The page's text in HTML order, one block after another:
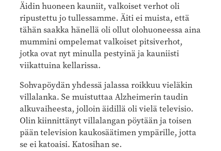
Äidin huoneen kauniit, valkoiset verhot oli
ripustettu jo tullessamme. Äiti ei muista, että
tähän saakka hänellä oli ollut olohuoneessa aina
mummini ompelemat valkoiset pitsiverhot,
jotka ovat nyt minulla pestyinä ja kauniisti
viikattuina kellarissa.
Sohvapöydän yhdessä jalassa roikkuu vieläkin
villalanka. Se muistuttaa Alzheimerin taudin
alkuvaiheesta, jolloin äidillä oli vielä televisio.
Olin kiinnittänyt villalangan pöytään ja toisen
pään television kaukosäätimen ympärille, jotta
se ei katoaisi. Katosihan se.